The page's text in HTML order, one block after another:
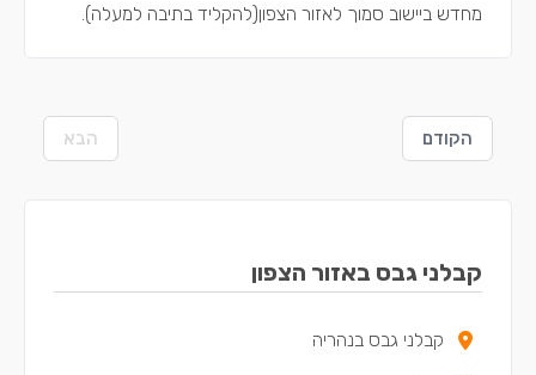
מחדש ביישוב סמוך לאזור הצפון(להקליד בתיבה למעלה).
הקודם הבא
קבלני גבס באזור הצפון
קבלני גבס בנהריה